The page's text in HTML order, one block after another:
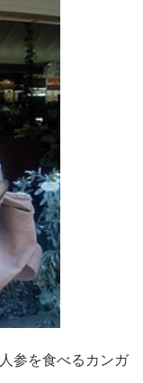
参を食べるカンガ